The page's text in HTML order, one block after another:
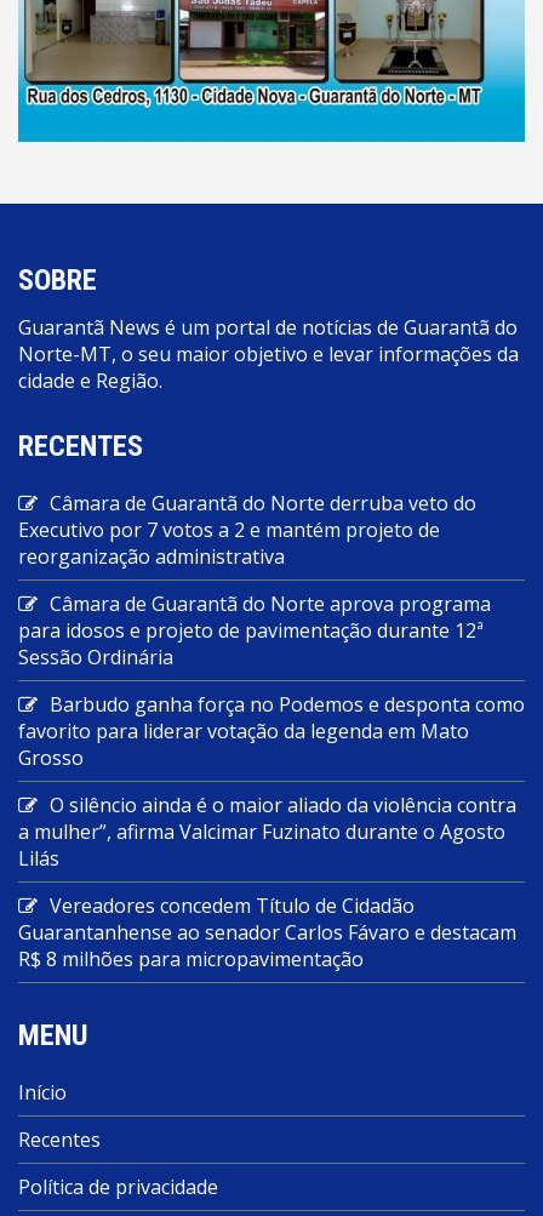
SOBRE
Guarantã News é um portal de notícias de Guarantã do
Norte-MT, o seu maior objetivo e levar informações da
cidade e Região.
RECENTES
Câmara de Guarantã do Norte derruba veto do
Executivo por 7 votos a 2 e mantém projeto de
reorganização administrativa
Câmara de Guarantã do Norte aprova programa
para idosos e projeto de pavimentação durante 12ª
Sessão Ordinária
Barbudo ganha força no Podemos e desponta como
favorito para liderar votação da legenda em Mato
Grosso
O silêncio ainda é o maior aliado da violência contra
a mulher”, afirma Valcimar Fuzinato durante o Agosto
Lilás
Vereadores concedem Título de Cidadão
Guarantanhense ao senador Carlos Fávaro e destacam
R$ 8 milhões para micropavimentação
MENU
Início
Recentes
Política de privacidade